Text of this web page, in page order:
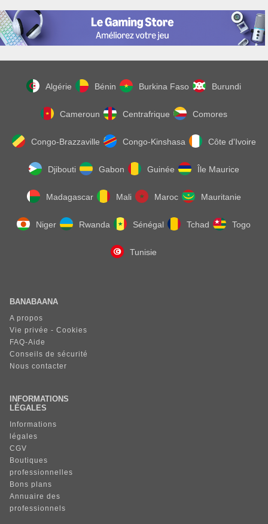
Algérie Bénin Burkina Faso Burundi
Cameroun Centrafrique Comores
Congo-Brazzaville Congo-Kinshasa Côte d'Ivoire
Djibouti Gabon Guinée Île Maurice
Madagascar Mali Maroc Mauritanie
Niger Rwanda Sénégal Tchad Togo
Tunisie
BANABAANA
A propos
Vie privée - Cookies
FAQ-Aide
Conseils de sécurité
Nous contacter
INFORMATIONS
LÉGALES
Informations
légales
CGV
Boutiques
professionnelles
Bons plans
Annuaire des
professionnels